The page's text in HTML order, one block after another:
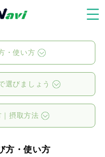
・使い方
選びましょう
摂取方法
方・使い方